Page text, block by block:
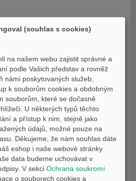
Skútry
Čtyři kola
E-SHOP PNEU
Bazar moto
Moto k testu
a pojištění
E-shop Pneu
(souhlas s cookies)
na našem webu zajistit správné a
podle Vašich představ a rovněž
námi poskytovaných služeb,
k souborům cookies a obdobným
souborům, které se dočasně
U některých typů těchto
a přístup k nim, stejně jako
údajů, možné pouze na
Děkujeme, že nám souhlas dáte
eshop i naše webové stránky
data budeme uchovávat v
V sekciOchrana soukromí
o souborech cookies a